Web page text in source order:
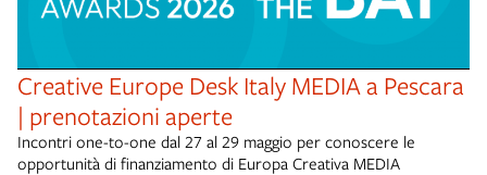
Creative Europe Desk Italy MEDIA a Pescara
| prenotazioni aperte
Incontri one-to-one dal 27 al 29 maggio per conoscere le
opportunità di finanziamento di Europa Creativa MEDIA